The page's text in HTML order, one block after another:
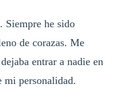
Siempre he sido
de corazas. Me
entrar a nadie en
mi personalidad.